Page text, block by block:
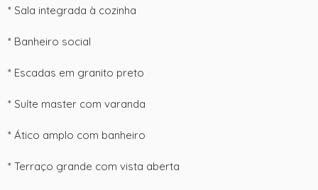
* Sala integrada à cozinha
* Banheiro social
* Escadas em granito preto
* Suíte master com varanda
* Ático amplo com banheiro
* Terraço grande com vista aberta